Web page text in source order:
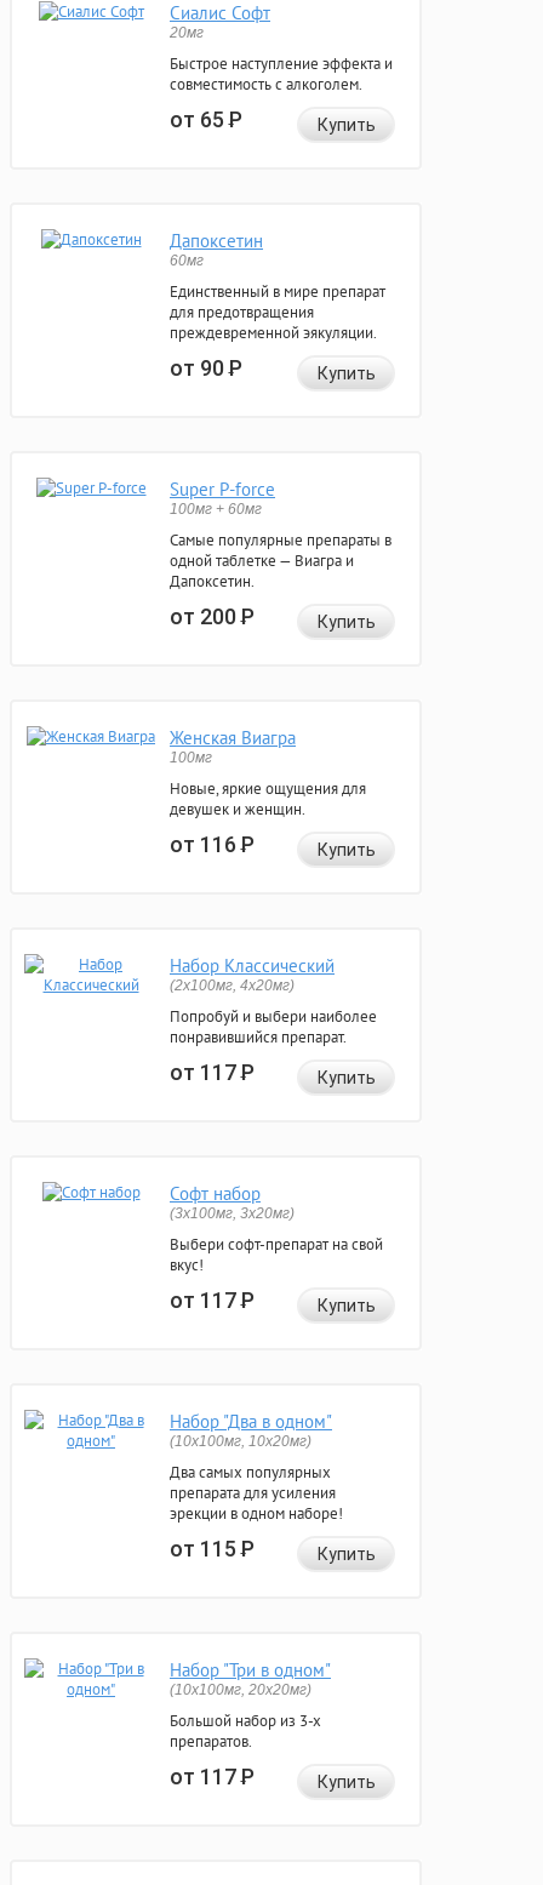
Сиалис Софт
20мг
Быстрое наступление эффекта и
совместимость с алкоголем.
от 65Р Купить
Дапоксетин
60мг
Единственный в мире препарат
для предотвращения
преждевременной эякуляции.
от 90Р Купить
Super P-force
100мг + 60мг
Самые популярные препараты в
одной таблетке — Виагра и
Дапоксетин.
от 200Р Купить
Женская Виагра
100мг
Новые, яркие ощущения для
девушек и женщин.
от 116Р Купить
Набор Классический
(2x100мг, 4x20мг)
Попробуй и выбери наиболее
понравившийся препарат.
от 117Р Купить
Софт набор
(3x100мг, 3x20мг)
Выбери софт-препарат на свой
вкус!
от 117Р Купить
Набор "Два в одном"
(10x100мг, 10x20мг)
Два самых популярных
препарата для усиления
эрекции в одном наборе!
от 115Р Купить
Набор "Три в одном"
(10x100мг, 20x20мг)
Большой набор из 3-х
препаратов.
от 117Р Купить